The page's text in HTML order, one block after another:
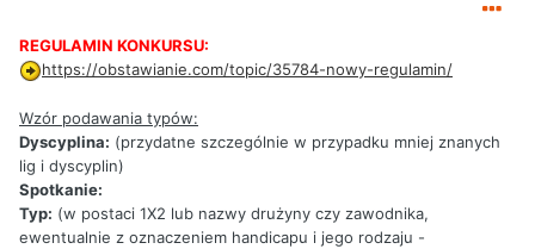
REGULAMIN KONKURSU:
https://obstawianie.com/topic/35784-nowy-regulamin/
Wzór podawania typów:
Dyscyplina: (przydatne szczególnie w przypadku mniej znanych
lig i dyscyplin)
Spotkanie:
Typ: (w postaci 1X2 lub nazwy drużyny czy zawodnika,
ewentualnie z oznaczeniem handicapu i jego rodzaju -